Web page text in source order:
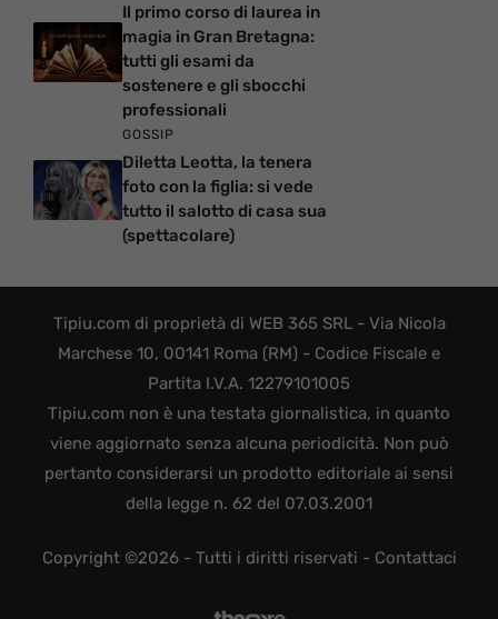
Il primo corso di laurea in
magia in Gran Bretagna:
tutti gli esami da
sostenere e gli sbocchi
professionali
GOSSIP
Diletta Leotta, la tenera
foto con la figlia: si vede
tutto il salotto di casa sua
(spettacolare)
Tipiu.com di proprietà di WEB 365 SRL - Via Nicola
Marchese 10, 00141 Roma (RM) - Codice Fiscale e
Partita I.V.A. 12279101005
Tipiu.com non è una testata giornalistica, in quanto
viene aggiornato senza alcuna periodicità. Non può
pertanto considerarsi un prodotto editoriale ai sensi
della legge n. 62 del 07.03.2001
Copyright ©2026 - Tutti i diritti riservati - Contattaci